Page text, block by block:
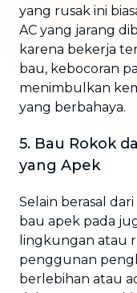
yang rusak ini
AC yang jarang
karena bekerja
bau, kebocoran
menimbulkan
yang berbahaya.
5. Bau Rokok
yang Apek
Selain berasal
bau apek pada
lingkungan atau
penggunan
berlebihan atau